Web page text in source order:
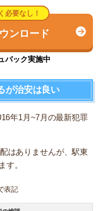
必要なし！
ンロード
バック実施中
が治安は良い
年1月~7月の最新犯罪
はありませんが、駅東
す。
表記